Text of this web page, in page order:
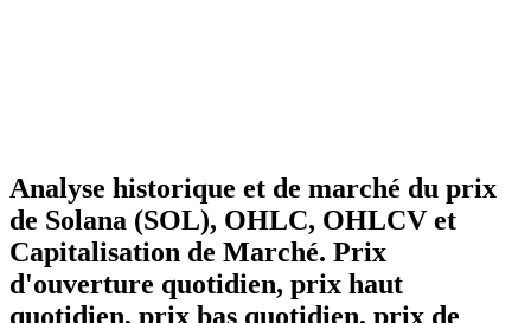
Analyse historique et de marché du prix
de Solana (SOL), OHLC, OHLCV et
Capitalisation de Marché. Prix
d'ouverture quotidien, prix haut
quotidien, prix bas quotidien, prix de